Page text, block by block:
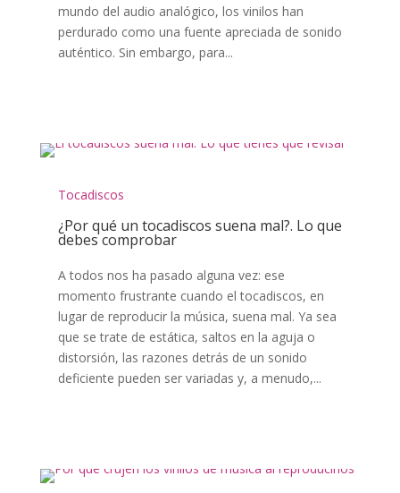
mundo del audio analógico, los vinilos han
perdurado como una fuente apreciada de sonido
auténtico. Sin embargo, para...
Tocadiscos
¿Por qué un tocadiscos suena mal?. Lo que
debes comprobar
A todos nos ha pasado alguna vez: ese
momento frustrante cuando el tocadiscos, en
lugar de reproducir la música, suena mal. Ya sea
que se trate de estática, saltos en la aguja o
distorsión, las razones detrás de un sonido
deficiente pueden ser variadas y, a menudo,...